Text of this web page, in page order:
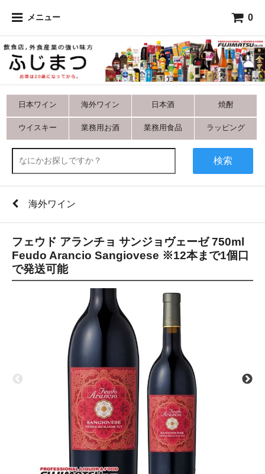
メニュー 0
日本ワイン 海外ワイン 日本酒 焼酎
ウイスキー 業務用お酒 業務用食品 ラッピング
検索
海外ワイン
フェウド アランチョ サンジョヴェーゼ 750ml
Feudo Arancio Sangiovese ※12本まで1個口
で発送可能